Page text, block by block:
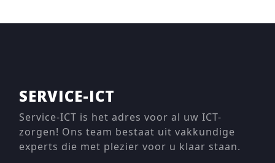
SERVICE-ICT
Service-ICT is het adres voor al uw ICT-
zorgen! Ons team bestaat uit vakkundige
experts die met plezier voor u klaar staan.